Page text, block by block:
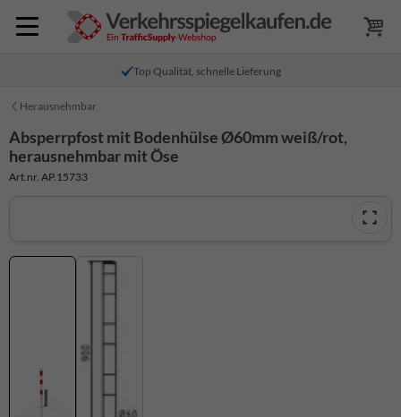
Top Qualität, schnelle Lieferung
Herausnehmbar
Absperrpfost mit Bodenhülse Ø60mm weiß/rot,
herausnehmbar mit Öse
Art.nr. AP.15733